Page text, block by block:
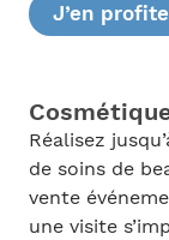
J’en profite
Réalisez
de soins de
vente
une visite